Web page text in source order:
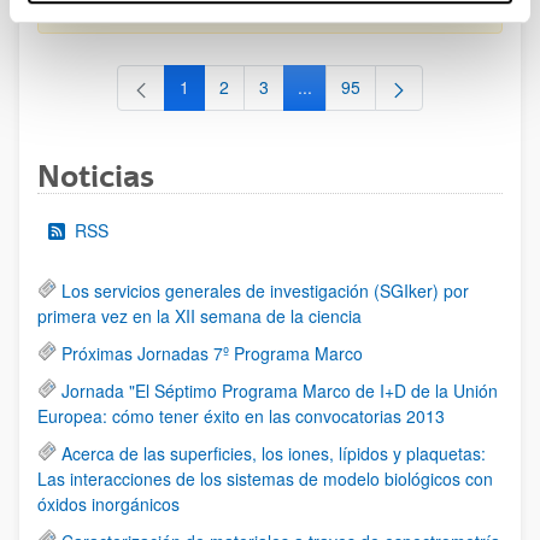
al 30/07/2026 (ambos incluídos)
Página
1 Página
2 Página
3 ...Páginas intermedias Use TAB
Página
95
Noticias
RSS
Los servicios generales de investigación (SGIker) por
primera vez en la XII semana de la ciencia
Próximas Jornadas 7º Programa Marco
Jornada "El Séptimo Programa Marco de I+D de la Unión
Europea: cómo tener éxito en las convocatorias 2013
Acerca de las superficies, los iones, lípidos y plaquetas:
Las interacciones de los sistemas de modelo biológicos con
óxidos inorgánicos